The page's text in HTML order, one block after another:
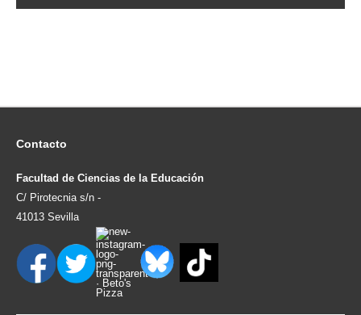
Contacto
Facultad de Ciencias de la Educación
C/ Pirotecnia s/n -
41013 Sevilla